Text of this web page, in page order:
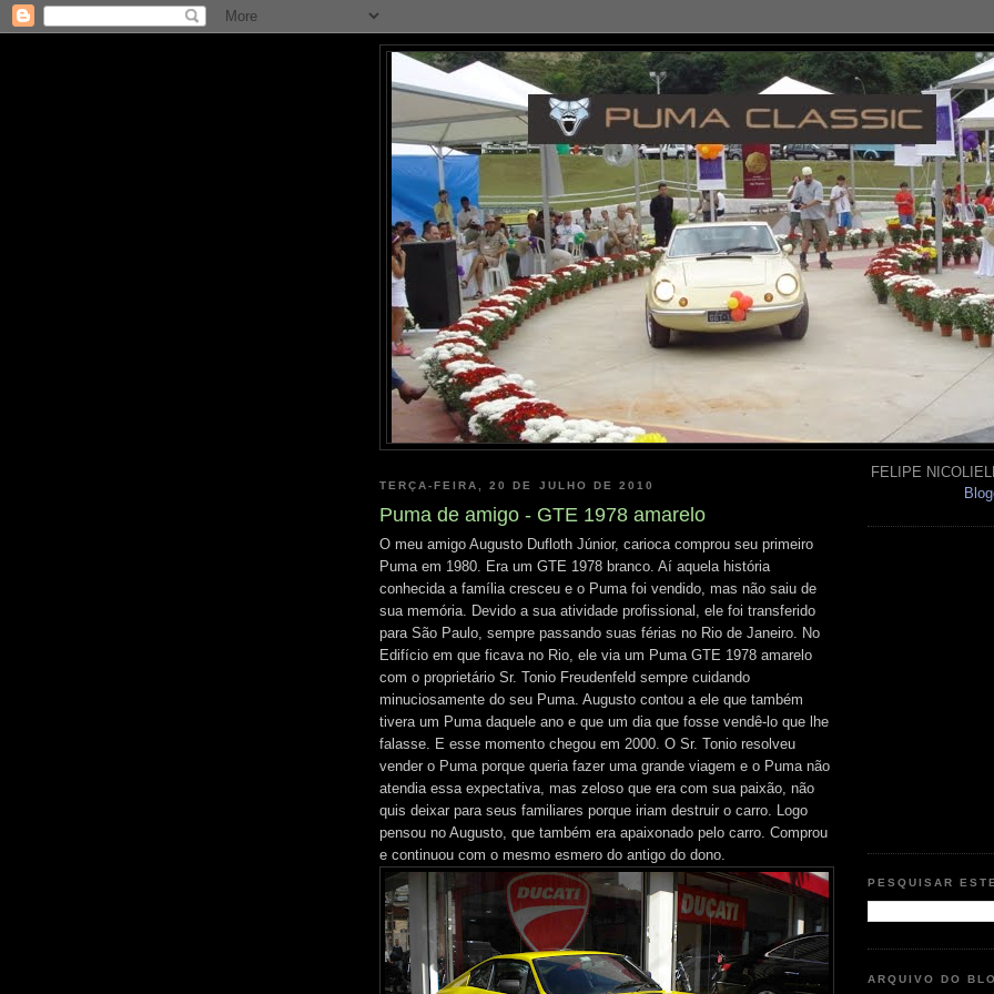
TERÇA-FEIRA, 20 DE JULHO DE 2010
Puma de amigo - GTE 1978 amarelo
O meu amigo Augusto Dufloth Júnior, carioca comprou seu primeiro
Puma em 1980. Era um GTE 1978 branco. Aí aquela história
conhecida a família cresceu e o Puma foi vendido, mas não saiu de
sua memória. Devido a sua atividade profissional, ele foi transferido
para São Paulo, sempre passando suas férias no Rio de Janeiro. No
Edifício em que ficava no Rio, ele via um Puma GTE 1978 amarelo
com o proprietário Sr. Tonio Freudenfeld sempre cuidando
minuciosamente do seu Puma. Augusto contou a ele que também
tivera um Puma daquele ano e que um dia que fosse vendê-lo que lhe
falasse. E esse momento chegou em 2000. O Sr. Tonio resolveu
vender o Puma porque queria fazer uma grande viagem e o Puma não
atendia essa expectativa, mas zeloso que era com sua paixão, não
quis deixar para seus familiares porque iriam destruir o carro. Logo
pensou no Augusto, que também era apaixonado pelo carro. Comprou
e continuou com o mesmo esmero do antigo do dono.
FELIPE
PESQUISAR
ARQUIVO DO